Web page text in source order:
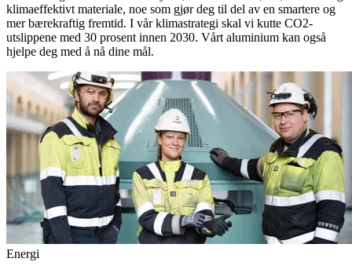
klimaeffektivt materiale, noe som gjør deg til del av en smartere og
mer bærekraftig fremtid. I vår klimastrategi skal vi kutte CO2-
utslippene med 30 prosent innen 2030. Vårt aluminium kan også
hjelpe deg med å nå dine mål.
Energi